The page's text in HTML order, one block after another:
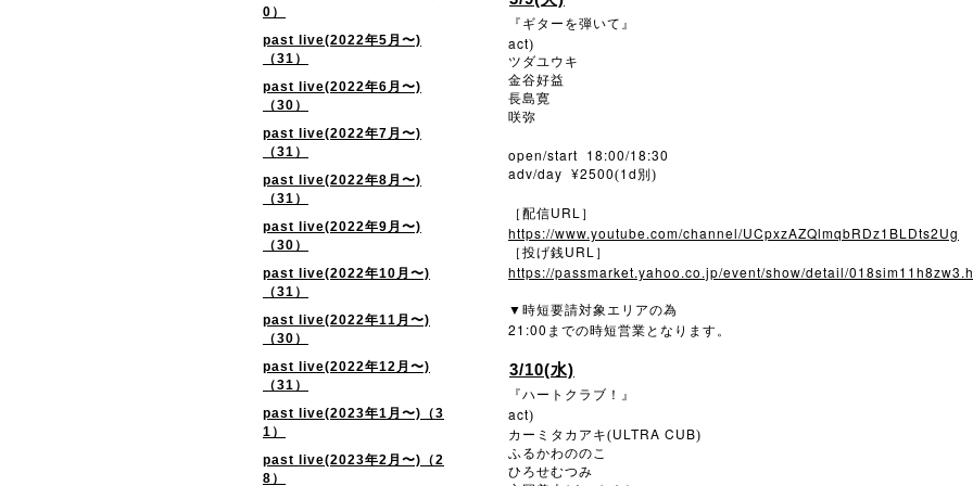
0）
past live(2022年5月〜)
（31）
past live(2022年6月〜)
（30）
past live(2022年7月〜)
（31）
past live(2022年8月〜)
（31）
past live(2022年9月〜)
（30）
past live(2022年10月〜)
（31）
past live(2022年11月〜)
（30）
past live(2022年12月〜)
（31）
past live(2023年1月〜)（3
1）
past live(2023年2月〜)（2
8）
『ギターを弾いて』
act)
ツダユウキ
金谷好益
長島寛
咲弥
open/start 18:00/18:30
adv/day ¥2500(1d 別)
［配信URL ］
https://www.youtube.com/channel/UCpxzAZQlmqbRDz1BLDts2Ug
［投げ銭URL ］
https://passmarket.yahoo.co.jp/event/show/detail/
▼ 時短要請対象エリアの為
21:00 までの時短営業となります。
3/10(水)
『ハートクラブ！』
act)
カーミタカアキ(ULTRA CUB)
ふるかわののこ
ひろせむつみ